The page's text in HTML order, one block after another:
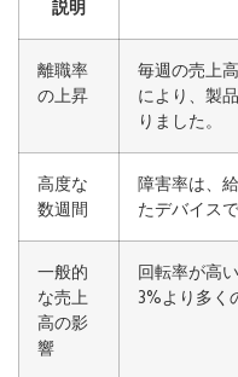
説明
離職率
の上昇
毎週の売上
により、製
りました。
高度な
数週間
障害率は、
たデバイス
一般的
な売上
高の影
響
回転率が高
3%より多く